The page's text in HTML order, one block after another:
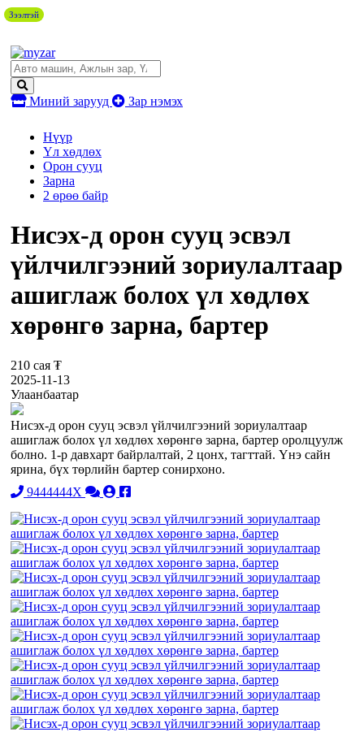
Миний зарууд Зар нэмэх
Нүүр
Үл хөдлөх
Орон сууц
Зарна
2 өрөө байр
Нисэх-д орон сууц эсвэл
үйлчилгээний зориулалтаар
ашиглаж болох үл хөдлөх
хөрөнгө зарна, бартер
210 сая ₮
2025-11-13
Улаанбаатар
Нисэх-д орон сууц эсвэл үйлчилгээний зориулалтаар
ашиглаж болох үл хөдлөх хөрөнгө зарна, бартер оролцуулж
болно. 1-р давхарт байрлалтай, 2 цонх, тагттай. Үнэ сайн
ярина, бүх төрлийн бартер сонирхоно.
9444444X
Зээлтэй